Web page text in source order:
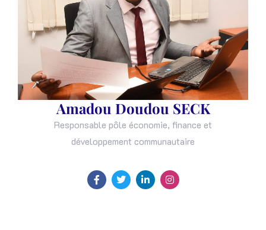
Amadou Doudou SECK
Responsable pôle économie, finance et
développement communautaire